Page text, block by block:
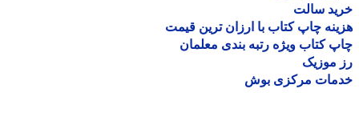
سالت
چاپ کتاب با ارزان ترین قیمت
کتاب ویژه رتبه بندی معلمان
موزیک
مرکزی بوش